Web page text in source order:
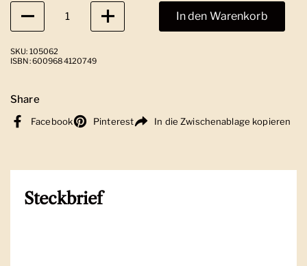
Anzahl
In den Warenkorb
SKU: 105062
ISBN: 6009684120749
Share
Facebook Pinterest In die Zwischenablage kopieren
Steckbrief